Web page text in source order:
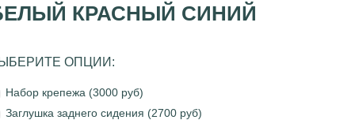
БЕЛЫЙ КРАСНЫЙ СИНИЙ
ОПЦИИ:
Набор крепежа (3000 руб)
Заглушка заднего сидения (2700 руб)